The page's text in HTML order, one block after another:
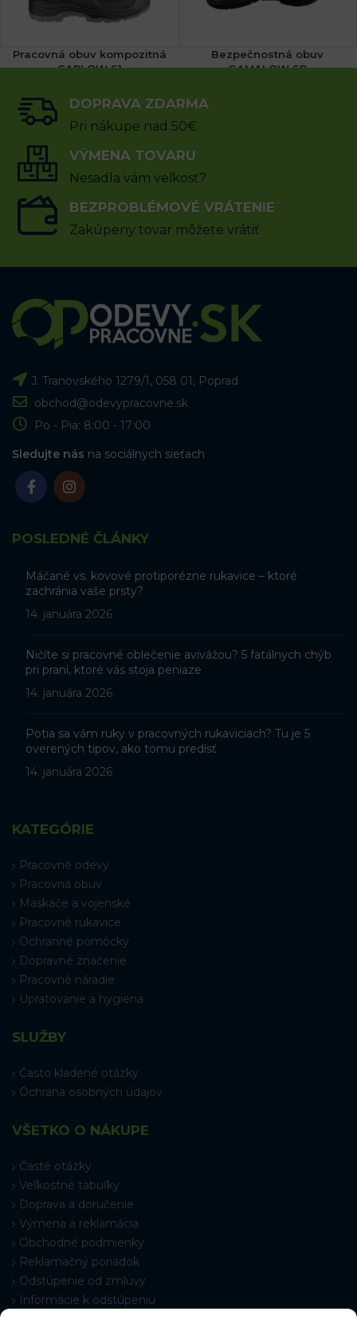
Pracovná obuv kompozitná
CARLOW S1
(6x)
50.80€ 18.89€ s DPH
VÝBER MOŽNOSTÍ
Bezpečnostná obuv
GAMALOW SB
DOPRAVA ZDARMA
Pri nákupe nad 50€
VÝMENA TOVARU
Nesadla vám veľkosť?
BEZPROBLÉMOVÉ VRÁTENIE
Zakúpeny tovar môžete vrátiť
J. Tranovského 1279/1, 058 01, Poprad
obchod@odevypracovne.sk
Po - Pia: 8:00 - 17:00
Sledujte nás na sociálnych sieťach
POSLEDNÉ ČLÁNKY
Máčané vs. kovové protiporézne rukavice – ktoré
zachránia vaše prsty?
14. januára 2026
Ničíte si pracovné oblečenie avivážou? 5 fatálnych chýb
pri praní, ktoré vás stoja peniaze
14. januára 2026
Potia sa vám ruky v pracovných rukaviciach? Tu je 5
overených tipov, ako tomu predísť
14. januára 2026
KATEGÓRIE
Pracovné odevy
Pracovná obuv
Maskáče a vojenské
Pracovné rukavice
Ochranné pomôcky
Dopravné značenie
Pracovné náradie
Upratovanie a hygiena
SLUŽBY
Často kladené otázky
Ochrana osobných údajov
VŠETKO O NÁKUPE
Časté otázky
Veľkostné tabuľky
Doprava a doručenie
Výmena a reklamácia
Obchodné podmienky
Reklamačný poriadok
Odstúpenie od zmluvy
Informácie k odstúpeniu